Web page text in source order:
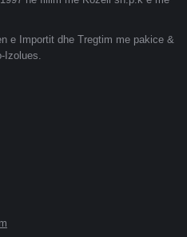
e Importit dhe Tregtim me pakice &